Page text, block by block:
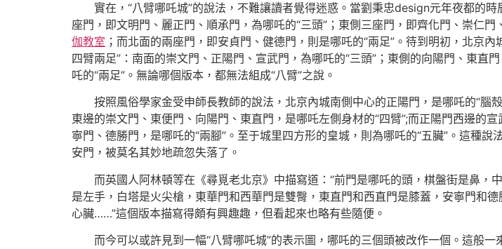
實在，“八臂哪吒城”的說法，不難讓讀者覺得迷惑。當劉秉忠design元年夜都的
座門，即文明門、麗正門、順承門，為哪吒的“三頭”；東側三座門，即齊化門、崇仁
伽教室 ；而北面的兩座門，即安貞門、健德門，則是哪吒的“兩足”。待到明初，北京
四臂兩足”：南面的崇文門、正陽門、宣武門，為哪吒的“三頭”；東側的向陽門、東直
吒的“兩足”。無論哪個版本，都無法組成“八臂”之說。
按照風俗學家金受申師長教師的說法，北京內城南側中心的正陽門，是哪吒的“腦
東邊的崇文門、東便門、向陽門、東直門，是哪吒左側身材的“四臂”;而正陽門西邊的
寧門、德勝門，是哪吒的“兩腳”。至于城里四方形的皇城，則為哪吒的“五臟”。這種
安門，被莫名其妙地疏忽失落了。
而英國人阿林頓等在《尋覓老北京》中描寫道：“前門是哪吒的頭，棋盤街是鼻
是左手，白塔是火尖槍，東華門和西華門是雙臀，東直門和西直門是膝蓋，安寧門和
心臟……”這個版本描寫得頗有興趣趣，但看起來也略有些隨便。
而今可以或許見到一幅“八臂哪吒城”的表示圖，哪吒的三個頭被改作一個。這般